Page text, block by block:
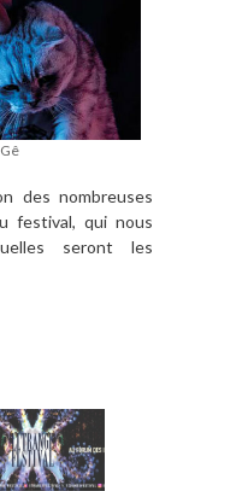
des nombreuses
festival, qui nous
seront les